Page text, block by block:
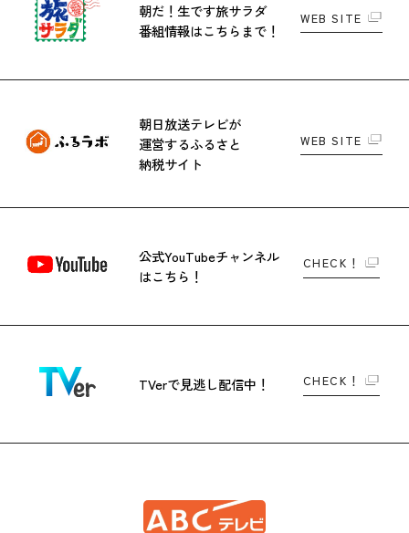
朝だ！生です旅サラダ
番組情報はこちらまで！
WEB SITE
朝日放送テレビが
運営するふるさと
納税サイト
WEB SITE
公式YouTubeチャンネル
はこちら！
CHECK！
TVerで見逃し配信中！ CHECK！